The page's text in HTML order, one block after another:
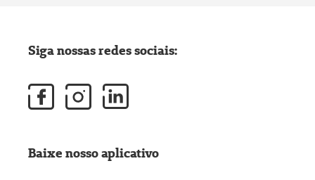
Siga nossas redes sociais:
Baixe nosso aplicativo